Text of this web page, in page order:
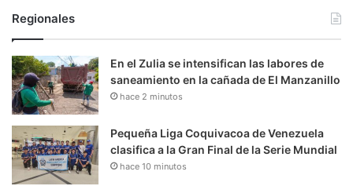
Regionales
En el Zulia se intensifican las labores de
saneamiento en la cañada de El Manzanillo
hace 2 minutos
Pequeña Liga Coquivacoa de Venezuela
clasifica a la Gran Final de la Serie Mundial
hace 10 minutos